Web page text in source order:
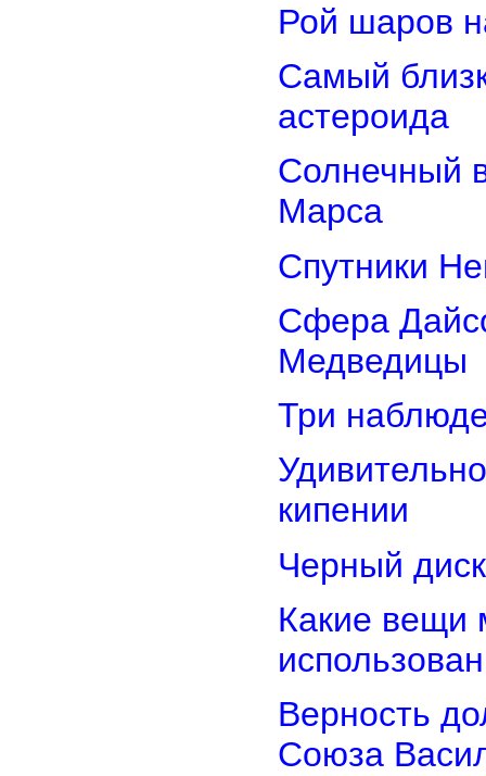
Рой шаров
Самый
астероида
Солнечный
Марса
Спутники
Сфера
Медведицы
Три
кипении
Черный
Какие вещи
Верность
Союза